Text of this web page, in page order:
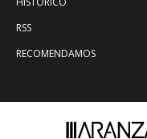
RSS
RECOMENDAMOS